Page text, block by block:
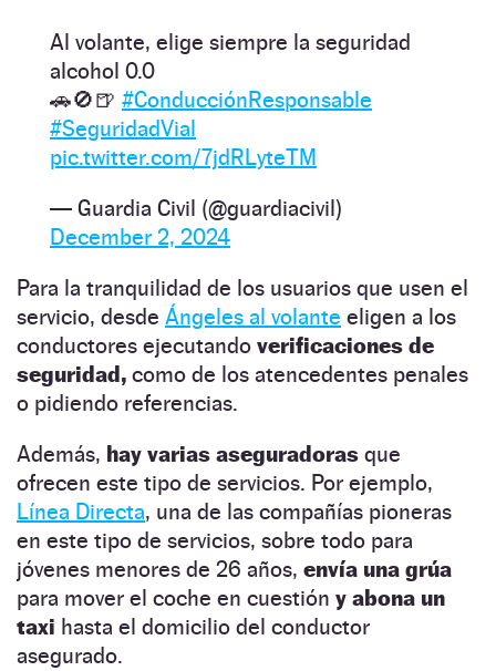
Al volante, elige siempre la seguridad
alcohol 0.0
🚗🚫🍺 #ConducciónResponsable
#SeguridadVial
pic.twitter.com/7jdRLyteTM
— Guardia Civil (@guardiacivil)
December 2, 2024
Para la tranquilidad de los usuarios que usen el
servicio, desde Ángeles al volante eligen a los
conductores ejecutando verificaciones de
seguridad, como de los atencedentes penales
o pidiendo referencias.
Además, hay varias aseguradoras que
ofrecen este tipo de servicios. Por ejemplo,
Línea Directa, una de las compañías pioneras
en este tipo de servicios, sobre todo para
jóvenes menores de 26 años, envía una grúa
para mover el coche en cuestión y abona un
taxi hasta el domicilio del conductor
asegurado.